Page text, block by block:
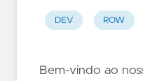
DEV ROW
Bem-vindo ao